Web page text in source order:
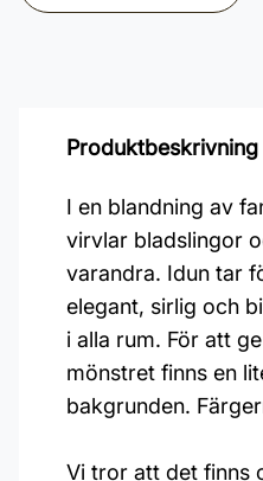
Produktbeskrivning
I en blandning av
virvlar bladslingor
varandra. Idun tar
elegant, sirlig och
i alla rum. För att
mönstret finns en
bakgrunden.
Vi tror att det finns